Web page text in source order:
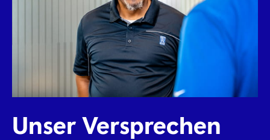
Unser Versprechen